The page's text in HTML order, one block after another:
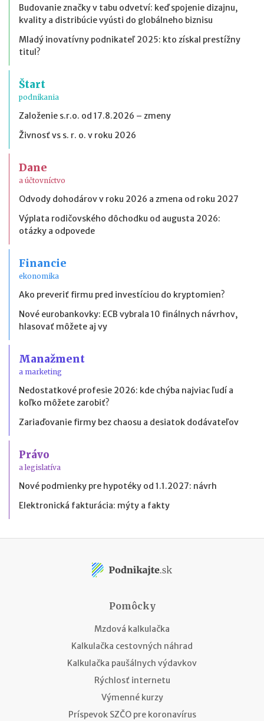
Budovanie značky v tabu odvetví: keď spojenie dizajnu,
kvality a distribúcie vyústi do globálneho biznisu
Mladý inovatívny podnikateľ 2025: kto získal prestížny
titul?
Štart
podnikania
Založenie s.r.o. od 17.8.2026 – zmeny
Živnosť vs s. r. o. v roku 2026
Dane
a účtovníctvo
Odvody dohodárov v roku 2026 a zmena od roku 2027
Výplata rodičovského dôchodku od augusta 2026:
otázky a odpovede
Financie
ekonomika
Ako preveriť firmu pred investíciou do kryptomien?
Nové eurobankovky: ECB vybrala 10 finálnych návrhov,
hlasovať môžete aj vy
Manažment
a marketing
Nedostatkové profesie 2026: kde chýba najviac ľudí a
koľko môžete zarobiť?
Zariaďovanie firmy bez chaosu a desiatok dodávateľov
Právo
a legislatíva
Nové podmienky pre hypotéky od 1.1.2027: návrh
Elektronická fakturácia: mýty a fakty
Pomôcky
Mzdová kalkulačka
Kalkulačka cestovných náhrad
Kalkulačka paušálnych výdavkov
Rýchlosť internetu
Výmenné kurzy
Príspevok SZČO pre koronavírus